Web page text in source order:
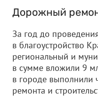
Дорожный
За год до
в благоустройство
региональный и
в сумме вложили 9
в городе выполнили
ремонта и